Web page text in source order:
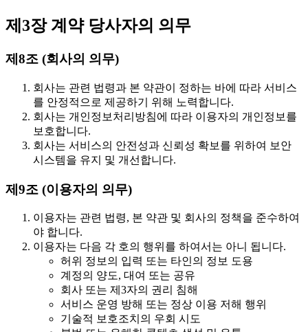
제3장 계약 당사자의 의무
제8조 (회사의 의무)
회사는 관련 법령과 본 약관이 정하는 바에 따라 서비스
를 안정적으로 제공하기 위해 노력합니다.
회사는 개인정보처리방침에 따라 이용자의 개인정보를
보호합니다.
회사는 서비스의 안전성과 신뢰성 확보를 위하여 보안
시스템을 유지 및 개선합니다.
제9조 (이용자의 의무)
이용자는 관련 법령, 본 약관 및 회사의 정책을 준수하여
야 합니다.
이용자는 다음 각 호의 행위를 하여서는 아니 됩니다.
허위 정보의 입력 또는 타인의 정보 도용
계정의 양도, 대여 또는 공유
회사 또는 제3자의 권리 침해
서비스 운영 방해 또는 정상 이용 저해 행위
기술적 보호조치의 우회 시도